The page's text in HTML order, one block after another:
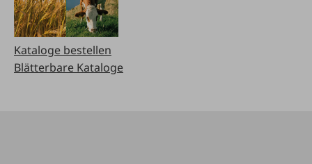
Kataloge bestellen
Blätterbare Kataloge